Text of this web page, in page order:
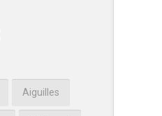
Aiguilles